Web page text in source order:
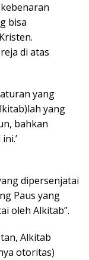
bisa
di atas
yang
yang
bahkan
dipersenjatai
Paus yang
oleh Alkitab”.
Alkitab
otoritas)